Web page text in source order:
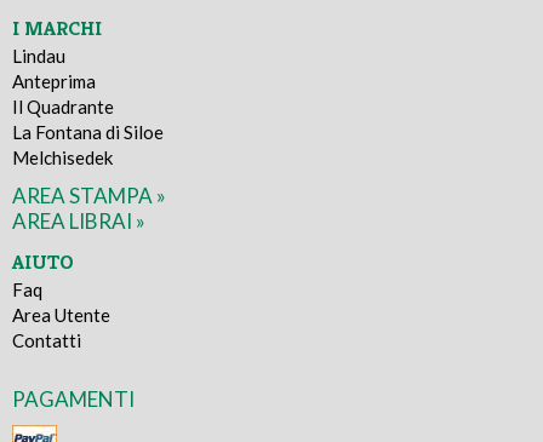
I MARCHI
Lindau
Anteprima
Il Quadrante
La Fontana di Siloe
Melchisedek
AREA STAMPA »
AREA LIBRAI »
AIUTO
Faq
Area Utente
Contatti
PAGAMENTI